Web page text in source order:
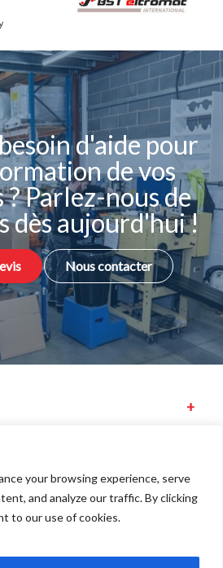
your browsing experience, serve
and analyze our traffic. By clicking
to our use of cookies.
d'aide pour
de vos
Parlez-nous de
dès aujourd'hui !
Nous contacter